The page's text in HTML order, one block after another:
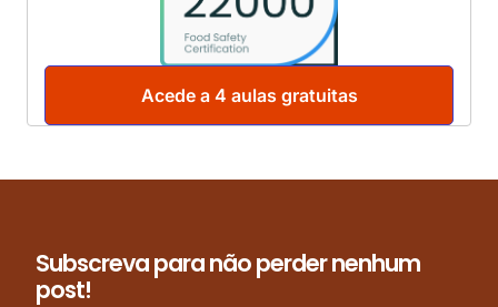
Acede a 4 aulas gratuitas
Subscreva para não perder nenhum
post!